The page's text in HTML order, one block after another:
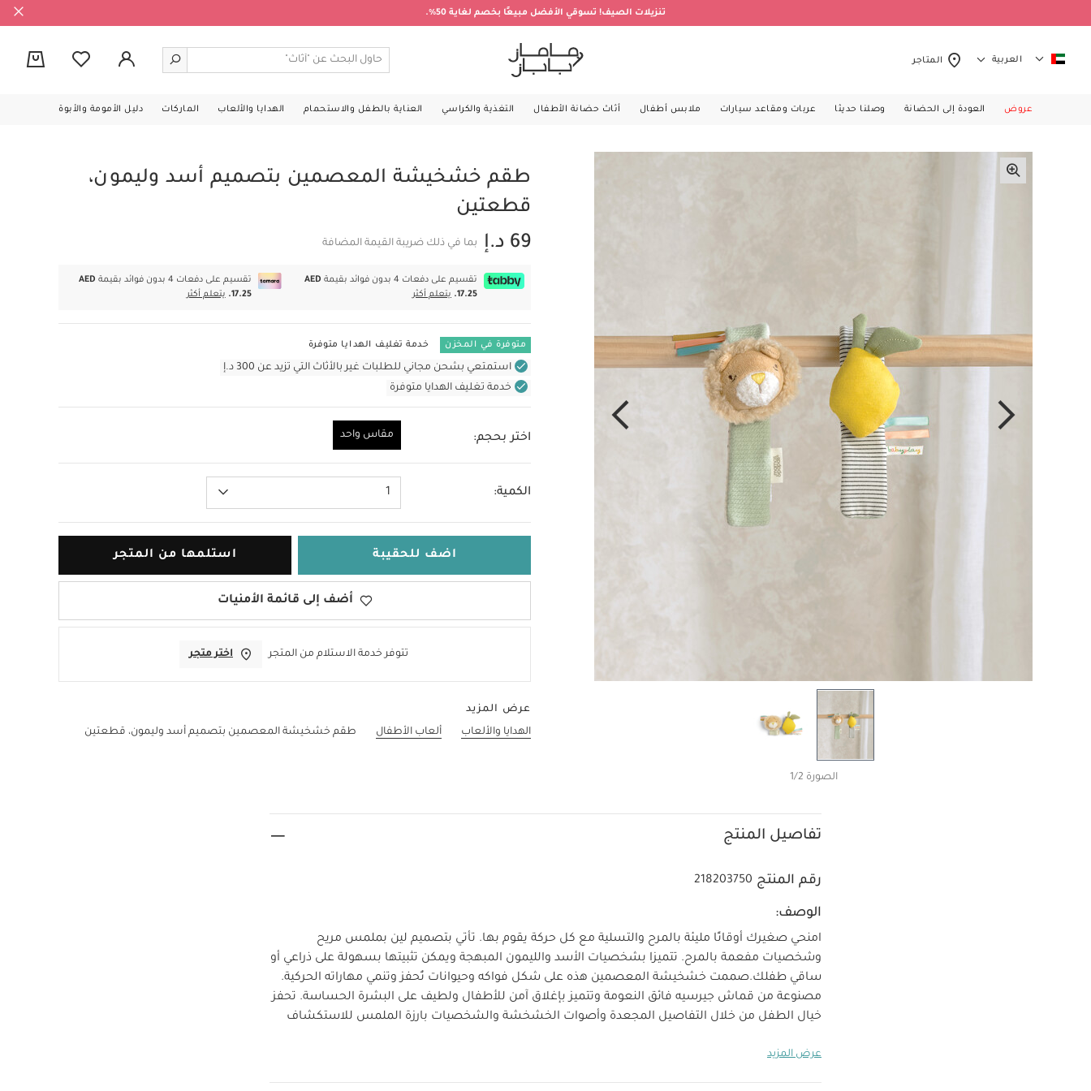
تنزيلات الصيف! تسوقي الأفضل مبيعًا بخصم لغاية 50%.
العربية المتاجر
عروض العودة إلى الحضانة وصلنا حديثا عربات ومقاعد سيارات ملابس أطفال أثاث حضانة الأطفال التغذية والكراسي العناية بالطفل والاستحمام الهدايا والألعاب الماركات دليل الأمومة والأبوة
الصورة 1/2
طقم خشخيشة المعصمين بتصميم أسد وليمون،
قطعتين
69 د.إ
بما في ذلك ضريبة القيمة المضافة
تقسيم على دفعات 4 بدون فوائد بقيمة
AED
17.25.
يتعلم أكثر
تقسيم على دفعات 4 بدون فوائد بقيمة
AED
17.25.
يتعلم أكثر
متوفرة في المخزن خدمة تغليف الهدايا متوفرة
استمتعي بشحن مجاني للطلبات غير بالأثاث التي تزيد عن 300 د.إ
خدمة تغليف الهدايا متوفرة
اختر بحجم: مقاس واحد
الكمية: 1
اضف للحقيبة استلمها من المتجر
أضف إلى قائمة الأمنيات
تتوفر خدمة الاستلام من المتجر اختر متجر
عرض المزيد
الهدايا والألعاب
ألعاب الأطفال طقم خشخيشة المعصمين بتصميم أسد وليمون، قطعتين
تفاصيل المنتج
رقم المنتج 218203750
الوصف:
امنحي صغيرك أوقاتًا مليئة بالمرح والتسلية مع كل حركة يقوم بها. تأتي بتصميم لين بملمس مريح
وشخصيات مفعمة بالمرح. تتميزا بشخصيات الأسد والليمون المبهجة ويمكن تثبيتها بسهولة على ذراعي أو
ساقي طفلك.صممت خشخيشة المعصمين هذه على شكل فواكه وحيوانات تُحفز وتنمي مهاراته الحركية.
مصنوعة من قماش جيرسيه فائق النعومة وتتميز بإغلاق آمن للأطفال ولطيف على البشرة الحساسة. تحفز
خيال الطفل من خلال التفاصيل المجعدة وأصوات الخشخشة والشخصيات بارزة الملمس للاستكشاف
ولطيفة على البشرة الحساسة
× العرض 6 سم × العمق 3.5 سم
جميع منتجات ماماز وباباز تتوافق مع جميع معايير وأنظمة
عرض المزيد